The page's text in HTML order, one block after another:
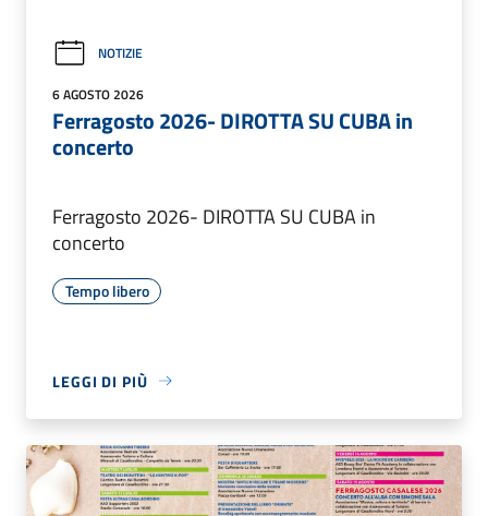
NOTIZIE
6 AGOSTO 2026
Ferragosto 2026- DIROTTA SU CUBA in
concerto
Ferragosto 2026- DIROTTA SU CUBA in
concerto
Tempo libero
LEGGI DI PIÙ